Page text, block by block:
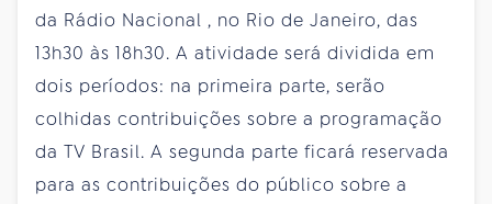
da Rádio Nacional , no Rio de Janeiro, das
13h30 às 18h30. A atividade será dividida em
dois períodos: na primeira parte, serão
colhidas contribuições sobre a programação
da TV Brasil. A segunda parte ficará reservada
para as contribuições do público sobre a